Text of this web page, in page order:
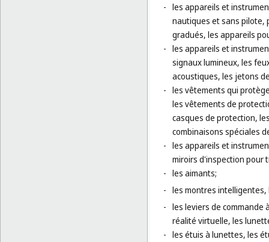
- les appareils et
nautiques et sans pilote,
gradués, les appareils
- les appareils et
signaux lumineux, les
acoustiques, les jetons
- les vêtements qui
les vêtements de
casques de protection,
combinaisons spéciales
- les appareils et
miroirs d'inspection pour
- les aimants;
- les montres
- les leviers de commande
réalité virtuelle, les
- les étuis à lunettes, les